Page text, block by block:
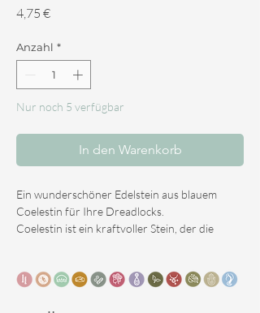
4,75 €Preis
Anzahl *
Nur noch 5 verfügbar
In den Warenkorb
Ein wunderschöner Edelstein aus blauem
Coelestin für Ihre Dreadlocks.
Coelestin ist ein kraftvoller Stein, der die
hilft Ihnen, Ihrer eigenen Intuition zu